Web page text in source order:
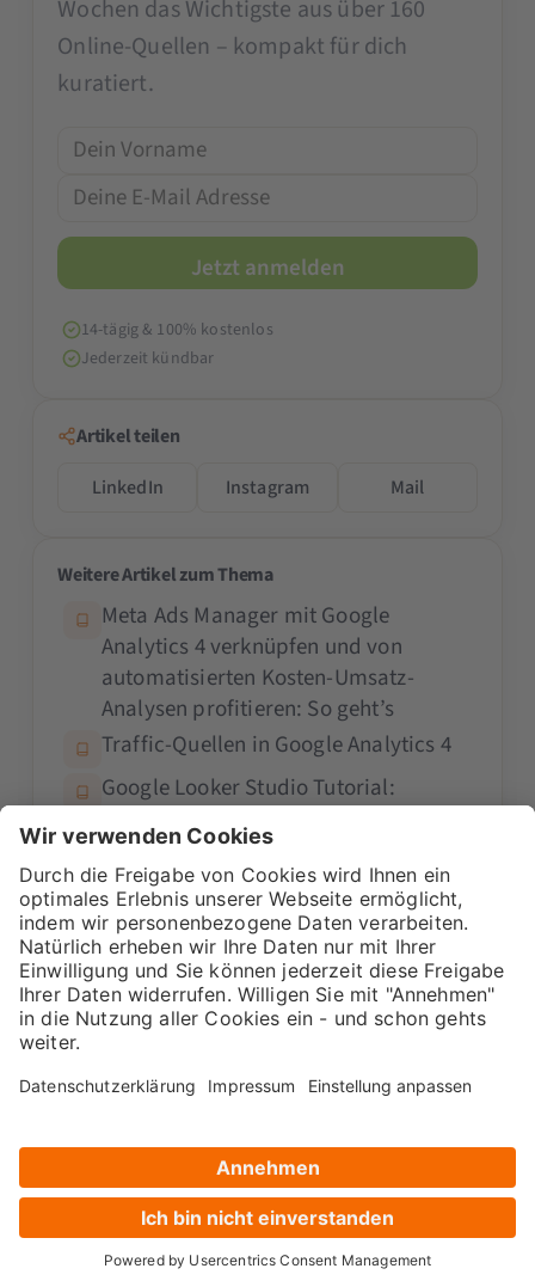
Wochen das Wichtigste aus über 160
Online-Quellen – kompakt für dich
kuratiert.
14-tägig & 100% kostenlos
Jederzeit kündbar
Artikel teilen
LinkedIn
Instagram Mail
Weitere Artikel zum Thema
Meta Ads Manager mit Google
Analytics 4 verknüpfen und von
automatisierten Kosten-Umsatz-
Analysen profitieren: So geht’s
Traffic-Quellen in Google Analytics 4
Google Looker Studio Tutorial:
Dashboards erstellen, Datenquellen
verbinden und Best Practices
3 Jahre GA4! Was denken unsere
Experten und Expertinnen?
Die führende Digital Marketing
Academy in Deutschland. Seit über 15
Jahren bilden wir Marketing-Experten